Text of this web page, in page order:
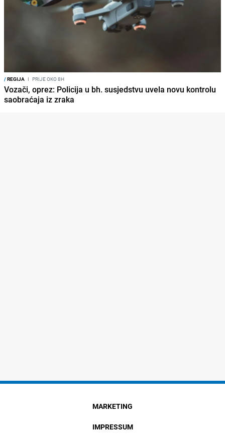
/REGIJA I PRIJE OKO 8H
Vozači, oprez: Policija u bh. susjedstvu uvela novu kontrolu
saobraćaja iz zraka
MARKETING
IMPRESSUM